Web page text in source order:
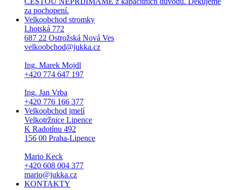
za pochopení.
Velkoobchod stromky
Lhotská 772
687 22 Ostrožská Nová Ves
velkoobchod@jukka.cz
Ing. Marek Mojdl
+420 774 647 197
Ing. Jan Vrba
+420 776 166 377
Velkoobchod jmelí
Velkotržnice Lipence
K Radotínu 492
156 00 Praha-Lipence
Mario Keck
+420 608 004 377
mario@jukka.cz
KONTAKTY